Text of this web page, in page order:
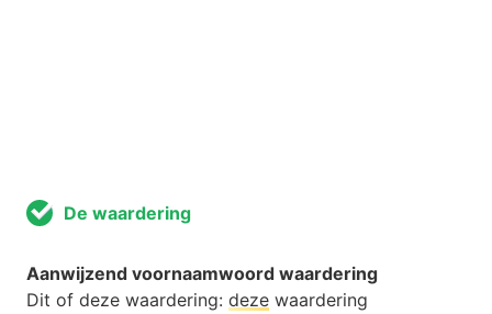
De waardering
Aanwijzend voornaamwoord waardering
Dit of deze waardering: deze waardering